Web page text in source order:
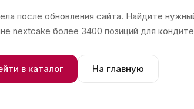
после обновления сайта. Найдите
nextcake более 3400 позиций для
в каталог На главную